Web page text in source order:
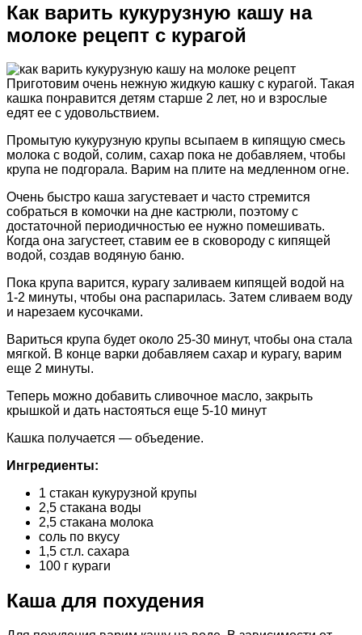
Как варить кукурузную кашу на
молоке рецепт с курагой
Приготовим очень нежную жидкую кашку с курагой. Такая
кашка понравится детям старше 2 лет, но и взрослые
едят ее с удовольствием.
Промытую кукурузную крупы всыпаем в кипящую смесь
молока с водой, солим, сахар пока не добавляем, чтобы
крупа не подгорала. Варим на плите на медленном огне.
Очень быстро каша загустевает и часто стремится
собраться в комочки на дне кастрюли, поэтому с
достаточной периодичностью ее нужно помешивать.
Когда она загустеет, ставим ее в сковороду с кипящей
водой, создав водяную баню.
Пока крупа варится, курагу заливаем кипящей водой на
1-2 минуты, чтобы она распарилась. Затем сливаем воду
и нарезаем кусочками.
Вариться крупа будет около 25-30 минут, чтобы она стала
мягкой. В конце варки добавляем сахар и курагу, варим
еще 2 минуты.
Теперь можно добавить сливочное масло, закрыть
крышкой и дать настояться еще 5-10 минут
Кашка получается — объедение.
Ингредиенты:
1 стакан кукурузной крупы
2,5 стакана воды
2,5 стакана молока
соль по вкусу
1,5 ст.л. сахара
100 г кураги
Каша для похудения